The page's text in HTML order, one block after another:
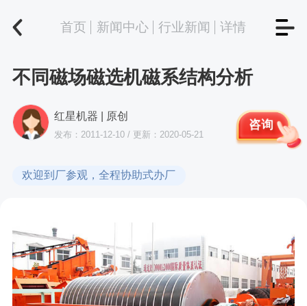
首页 新闻中心 行业新闻 详情
不同磁场磁选机磁系结构分析
红星机器 | 原创
发布：2011-12-10 / 更新：2020-05-21
咨询
欢迎到厂参观，全程协助式办厂